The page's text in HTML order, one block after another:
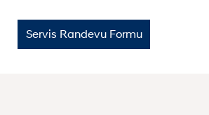
Servis Randevu Formu